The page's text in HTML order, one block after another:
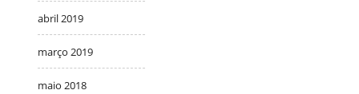
abril 2019
março 2019
maio 2018